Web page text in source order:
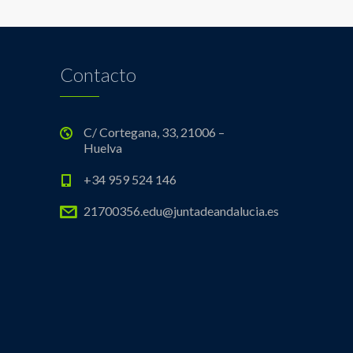
Contacto
C/ Cortegana, 33, 21006 –
Huelva
+34 959 524 146
21700356.edu@juntadeandalucia.es